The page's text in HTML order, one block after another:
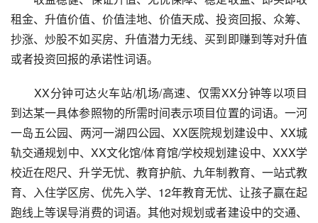
租金、升值价值、价值洼地、价值天成、投资回报、众筹、
抄涨、炒股不如买房、升值潜力无线、买到即赚到等对升值
或者投资回报的承诺性词语。
XX分钟可达火车站/机场/高速、仅需XX分钟等以项目
到达某一具体参照物的所需时间表示项目位置的词语。一河
一岛五公园、两河一湖四公园、XX医院规划建设中、XX城
轨交通规划中、XX文化馆/体育馆/学校规划建设中、XXX学
校近在咫尺、升学无忧、教育护航、九年制教育、一站式教
育、入住学区房、优先入学、12年教育无忧、让孩子赢在起
跑线上等误导消费的词语。其他对规划或者建设中的交通、